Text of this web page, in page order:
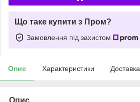
Що таке купити з Пром?
Замовлення під захистом
Опис Характеристики Доставка
Опис